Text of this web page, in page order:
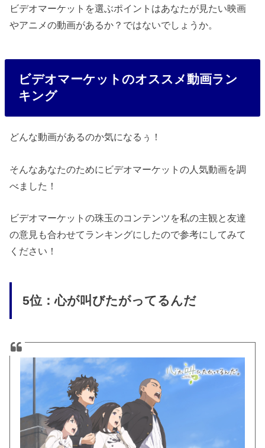
ビデオマーケットを選ぶポイントはあなたが見たい映画
やアニメの動画があるか？ではないでしょうか。
ビデオマーケットのオススメ動画ラン
キング
どんな動画があるのか気になるぅ！
そんなあなたのためにビデオマーケットの人気動画を調
べました！
ビデオマーケットの珠玉のコンテンツを私の主観と友達
の意見も合わせてランキングにしたので参考にしてみて
ください！
5位：心が叫びたがってるんだ